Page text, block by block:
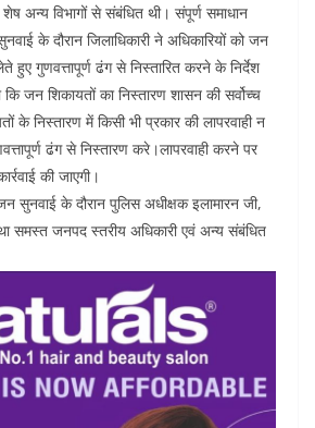
अन्य विभागों से संबंधित थी। संपूर्ण समाधान
के दौरान जिलाधिकारी ने अधिकारियों को जन
हुए गुणवत्तापूर्ण ढंग से निस्तारित करने के निर्देश
कि जन शिकायतों का निस्तारण शासन की सर्वोच्च
के निस्तारण में किसी भी प्रकार की लापरवाही न
ढंग से निस्तारण करे।लापरवाही करने पर
की जाएगी।
सुनवाई के दौरान पुलिस अधीक्षक इलामारन जी,
समस्त जनपद स्तरीय अधिकारी एवं अन्य संबंधित